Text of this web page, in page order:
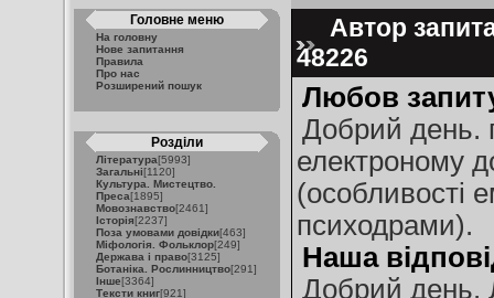
Головне меню
На головну
Нове запитання
Правила
Про нас
Розширений пошук
Розділи
Література[5993]
Загальні[1120]
Культура. Мистецтво.
Преса[1895]
Мовознавство[2461]
Історія[2237]
Поза умовами довідки[463]
Міфологія. Фольклор[249]
Держава і право[3125]
Ботаніка. Рослинництво[291]
Інше[3364]
Тексти книг[921]
Автор
48226
Любов
Добрий день.
електроному
(особливості
психодрами).
Наша
Добрий день.